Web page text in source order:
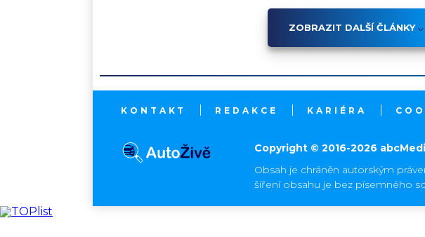
ZOBRAZIT DALŠÍ ČLÁNKY
KONTAKT REDAKCE KARIÉRA
Copyright © 2016-2026
Obsah je chráněn autorským
šíření obsahu je bez písemného